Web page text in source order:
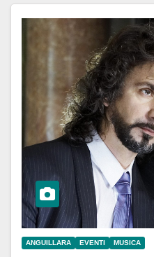
ANGUILLARA EVENTI MUSICA